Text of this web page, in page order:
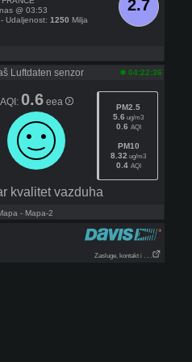
2.7
@ 03:53
- Udaljenost: 1250 Milja
Luftdaten senzor 04:22:36
AQI: 0.6 eea
PM2.5
5.6 ug/m3
0.6 AQI
PM10
8.32 ug/m3
0.4 AQI
kvalitet vazduha
- Mapa-2
Zasluge, kontakt i . . .